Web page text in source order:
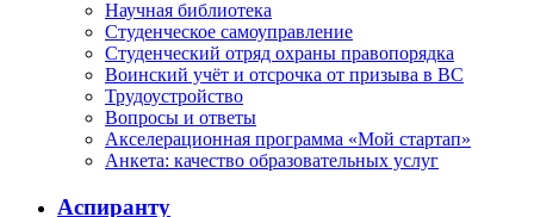
Научная библиотека
Студенческое самоуправление
Студенческий отряд охраны правопорядка
Воинский учёт и отсрочка от призыва в ВС
Трудоустройство
Вопросы и ответы
Акселерационная программа «Мой стартап»
Анкета: качество образовательных услуг
Аспиранту